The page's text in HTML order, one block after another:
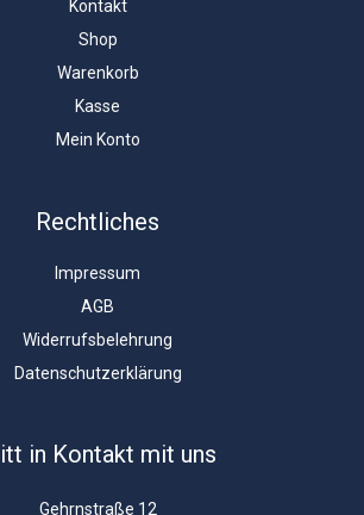
Kontakt
Shop
Warenkorb
Kasse
Mein Konto
Rechtliches
Impressum
AGB
Widerrufsbelehrung
Datenschutzerklärung
in Kontakt mit uns
Gehrnstraße 12